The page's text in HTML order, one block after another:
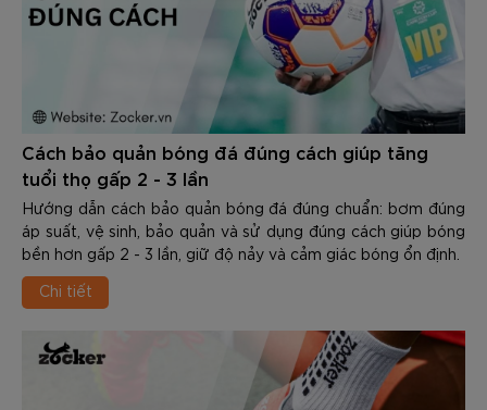
Cách bảo quản bóng đá đúng cách giúp tăng
tuổi thọ gấp 2 - 3 lần
Hướng dẫn cách bảo quản bóng đá đúng chuẩn: bơm đúng
áp suất, vệ sinh, bảo quản và sử dụng đúng cách giúp bóng
bền hơn gấp 2 - 3 lần, giữ độ nảy và cảm giác bóng ổn định.
Chi tiết